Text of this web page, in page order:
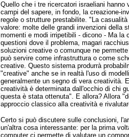
Quello che i tre ricercatori israeliani
campi del sapere, in fondo, la creazione-
regole o strutture prestabilite. "La
valore: molte delle grandi invenzioni della
momenti e modi irripetibili - dicono - Ma la
questioni dove il problema, magari
soluzioni creative o comunque ne
può servire come infrastruttura o come
creative. Questo sistema produrrà
"creative" anche se in realtà l'uso di
generalmente un segno di vera creatività.
creatività è determinata dall'occhio di chi
questa è stata ottenuta". E allora? Allora
approccio classico alla creatività e
Certo si può discutere sulle conclusioni,
un'altra cosa interessante: per la prima
computer ci permette di valutare un